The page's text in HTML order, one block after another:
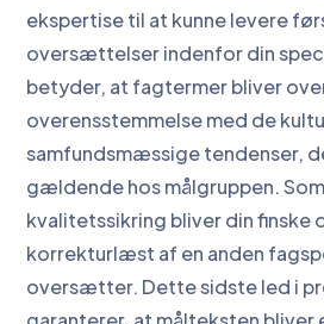
ekspertise til at kunne levere
oversættelser indenfor din
betyder, at fagtermer bliver
overensstemmelse med de
samfundsmæssige tendenser,
gældende hos målgruppen.
kvalitetssikring bliver din
korrekturlæst af en anden
oversætter. Dette sidste led i